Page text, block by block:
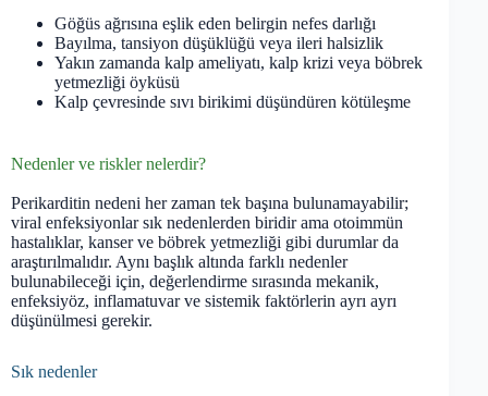
Göğüs ağrısına eşlik eden belirgin nefes darlığı
Bayılma, tansiyon düşüklüğü veya ileri halsizlik
Yakın zamanda kalp ameliyatı, kalp krizi veya böbrek
yetmezliği öyküsü
Kalp çevresinde sıvı birikimi düşündüren kötüleşme
Nedenler ve riskler nelerdir?
Perikarditin nedeni her zaman tek başına bulunamayabilir;
viral enfeksiyonlar sık nedenlerden biridir ama otoimmün
hastalıklar, kanser ve böbrek yetmezliği gibi durumlar da
araştırılmalıdır. Aynı başlık altında farklı nedenler
bulunabileceği için, değerlendirme sırasında mekanik,
enfeksiyöz, inflamatuvar ve sistemik faktörlerin ayrı ayrı
düşünülmesi gerekir.
Sık nedenler